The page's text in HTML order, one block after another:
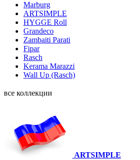
Marburg
ARTSIMPLE
HYGGE Roll
Grandeco
Zambaiti Parati
Fipar
Rasch
Kerama Marazzi
Wall Up (Rasch)
все коллекции
ARTSIMPLE